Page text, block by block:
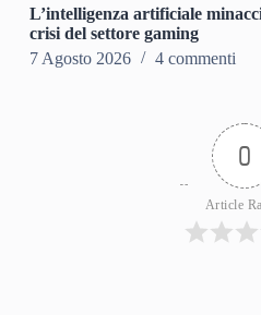
L’intelligenza artificiale
crisi del settore gaming
7 Agosto 2026
4 commenti
0
Article